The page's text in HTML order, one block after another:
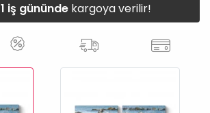
1 iş gününde kargoya verilir!